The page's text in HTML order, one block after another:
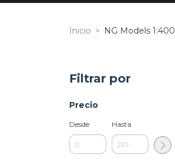
Inicio > NG Models 1:400
Filtrar por
Precio
Desde Hasta